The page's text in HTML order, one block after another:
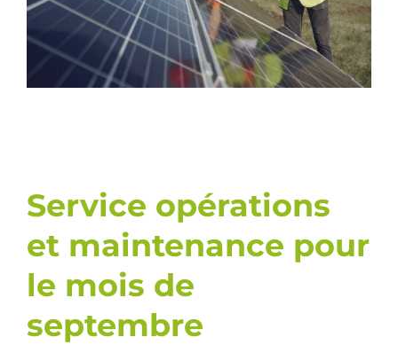
Service opérations
et maintenance pour
le mois de
septembre